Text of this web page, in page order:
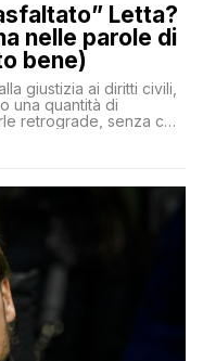
Letta?
nelle parole di
bene)
giustizia ai diritti civili,
una quantità di
retrograde, senza che
abbia fatto notare